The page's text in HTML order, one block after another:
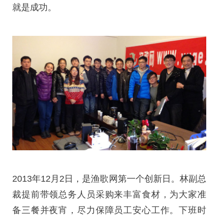
就是成功。
2013年12月2日，是渔歌网第一个创新日。林副总
裁提前带领总务人员采购来丰富食材，为大家准
备三餐并夜宵，尽力保障员工安心工作。下班时